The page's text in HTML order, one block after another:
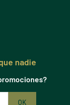
nadie